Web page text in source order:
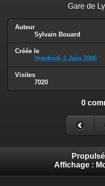
Gare de
Auteur
Sylvain Bouard
Créée le
Vendredi 2 Juin 2006
Visites
7020
0
Affichage :